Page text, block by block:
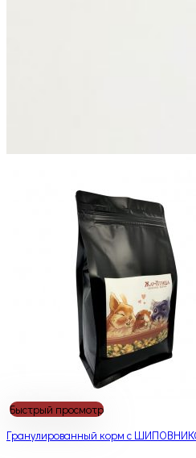
Быстрый просмотр
Гранулированный корм с